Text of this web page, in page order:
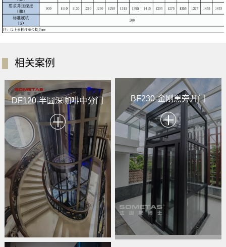
相关案例
DF120-半圆深咖啡中分门 BF230-金刚黑旁开门